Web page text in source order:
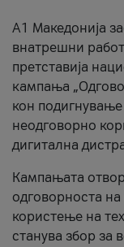
A1 Македонија
внатрешни
претставија
кампања
кон подигнување
неодговорно
дигитална
Кампањата
одговорноста
користење на
станува збор за